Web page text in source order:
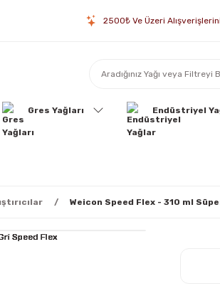
2500₺ Ve Üzeri
Gres Yağları Endüstriyel
Weicon Speed Flex - 310 ml